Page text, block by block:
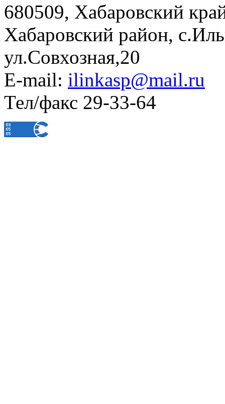
680509, Хабаровский
Хабаровский район,
ул.Совхозная,20
E-mail: ilinkasp@mail.ru
Тел/факс 29-33-64